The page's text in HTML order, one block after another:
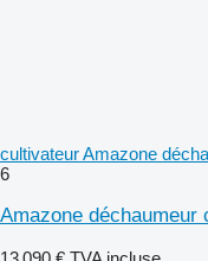
cultivateur Amazone
6
Amazone déchaumeur